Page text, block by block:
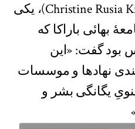
کریستین روشا کیزا (Christine Rusia Kiza)، یکی
بهائی باراکا که
بود گفت: «این
نهادها و موسسات
یگانگی بشر و